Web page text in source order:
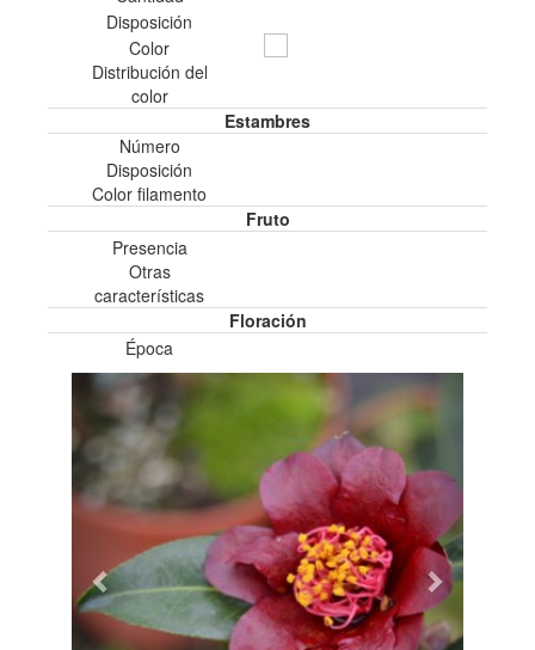
Disposición
Color
Distribución del
color
Estambres
Número
Disposición
Color filamento
Fruto
Presencia
Otras
características
Floración
Época